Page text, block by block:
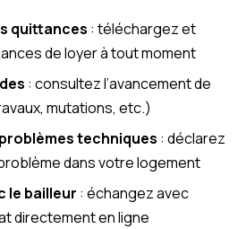
quittances : téléchargez et
de loyer à tout moment
: consultez l’avancement de
mutations, etc.)
techniques : déclarez
dans votre logement
le bailleur : échangez avec
directement en ligne